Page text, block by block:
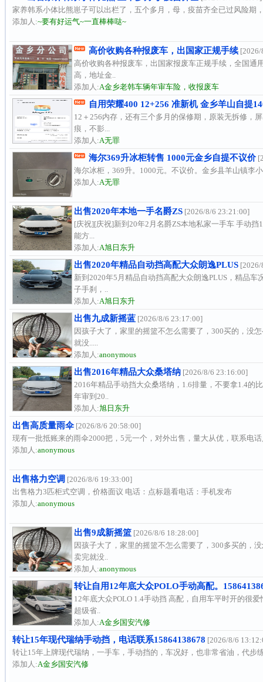
家养韩系小体比熊崽子可以出栏了，五个多月，母，疫苗齐全已过风险期
添加人:~要有好运气~一直棒棒哒~
高价收购各种报废车，出国家正规手续[2026/
高价收购各种报废车，出国家报废车正规手续，全国通
高，地址金..
添加人:A金乡老韩车辆年审车险，收报废车
自用荣耀400 12+256 准新机 金乡羊山自提
12＋256内存，还有三个多月的保修期，原装无拆修，
痕，不影...
添加人:A无罪
海尔369升冰柜转售 1000元金乡自提不议价
海尔冰柜，369升。1000元。不议价。金乡县羊山镇李
添加人:A无罪
出售2020年本地一手名爵ZS [2026/8/6 23:21:00]
[庆祝][庆祝]新到20年2月名爵ZS本地私家一手车 手动
能方...
添加人:A旭日东升
出售2020年精品自动挡高配大众朗逸PLUS
新到2020年5月精品自动挡高配大众朗逸PLUS，精品
子手刹，..
添加人:A旭日东升
出售九成新摇蓝 [2026/8/6 23:17:00]
因孩子大了，家里的摇篮不怎么需要了，300买的，没
就没.....
添加人:anonymous
出售2016年精品大众桑塔纳 [2026/8/6 23:16:00]
2016年精品手动挡大众桑塔纳，1.6排量，不要拿1.4的
年审到20..
添加人:旭日东升
出售高质量雨伞 [2026/8/6 20:58:00]
现有一批抵账来的雨伞2000把，5元一个，对外出售，量大从优，联系电
添加人:anonymous
出售格力空调 [2026/8/6 19:33:00]
出售格力3匹柜式空调，价格面议 电话：点标题看电话：手机发布
添加人:anonymous
出售9成新摇篮 [2026/8/6 18:28:00]
因孩子大了，家里的摇篮不怎么需要了，300多买的，
卖完就没..
添加人:anonymous
转让自用12年底大众POLO手动高配。
12年底大众POLO 1.4手动挡 高配，自用车平时开的很
超级省..
添加人:A金乡国安汽修
转让15年现代瑞纳手动挡，电话联系15864138678 [2026/8/6
转让15年上牌现代瑞纳，一手车，手动挡的，车况好，也非常省油，代步
添加人:A金乡国安汽修